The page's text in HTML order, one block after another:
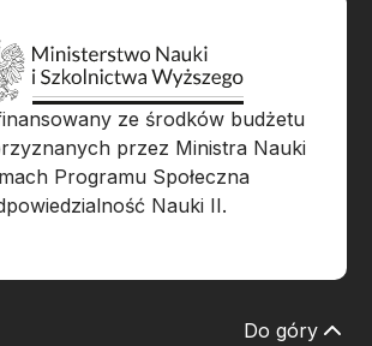
ze środków budżetu
przez Ministra Nauki
Programu Społeczna
Nauki II.
Do góry